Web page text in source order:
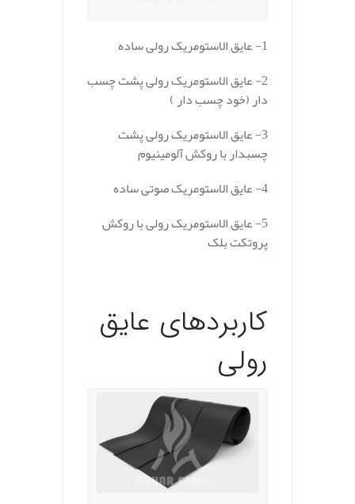
1- عایق الاستومریک رولی ساده
2- عایق الاستومریک رولی پشت چسب
دار (خود چسب دار )
3- عایق الاستومریک رولی پشت
چسبدار با روکش آلومینیوم
4- عایق الاستومریک صوتی ساده
5- عایق الاستومریک رولی با روکش
پروتکت بلک
کاربردهای عایق
رولی